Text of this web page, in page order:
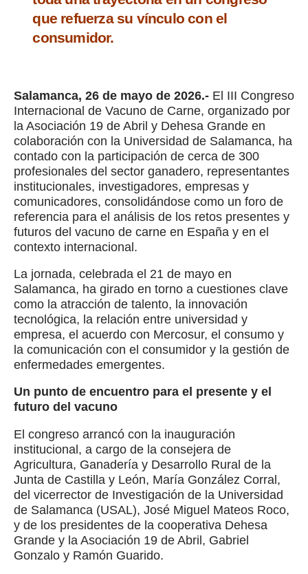
que refuerza su vínculo con el
consumidor.
Salamanca, 26 de mayo de 2026.- El III Congreso
Internacional de Vacuno de Carne, organizado por
la Asociación 19 de Abril y Dehesa Grande en
colaboración con la Universidad de Salamanca, ha
contado con la participación de cerca de 300
profesionales del sector ganadero, representantes
institucionales, investigadores, empresas y
comunicadores, consolidándose como un foro de
referencia para el análisis de los retos presentes y
futuros del vacuno de carne en España y en el
contexto internacional.
La jornada, celebrada el 21 de mayo en
Salamanca, ha girado en torno a cuestiones clave
como la atracción de talento, la innovación
tecnológica, la relación entre universidad y
empresa, el acuerdo con Mercosur, el consumo y
la comunicación con el consumidor y la gestión de
enfermedades emergentes.
Un punto de encuentro para el presente y el
futuro del vacuno
El congreso arrancó con la inauguración
institucional, a cargo de la consejera de
Agricultura, Ganadería y Desarrollo Rural de la
Junta de Castilla y León, María González Corral,
del vicerrector de Investigación de la Universidad
de Salamanca (USAL), José Miguel Mateos Roco,
y de los presidentes de la cooperativa Dehesa
Grande y la Asociación 19 de Abril, Gabriel
Gonzalo y Ramón Guarido.